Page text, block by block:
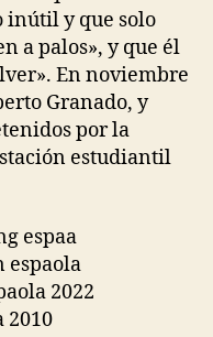
inútil y que solo
a palos», y que él
En noviembre
Granado, y
por la
estudiantil